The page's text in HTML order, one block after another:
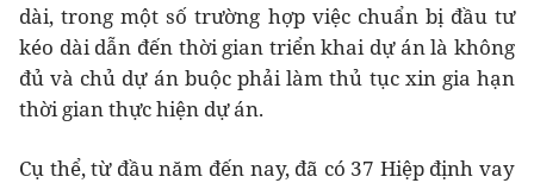
dài, trong một số trường hợp việc chuẩn bị đầu tư
kéo dài dẫn đến thời gian triển khai dự án là không
đủ và chủ dự án buộc phải làm thủ tục xin gia hạn
thời gian thực hiện dự án.
Cụ thể, từ đầu năm đến nay, đã có 37 Hiệp định vay